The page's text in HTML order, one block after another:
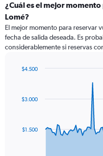
¿Cuál es el mejor
Lomé?
El mejor momento para reservar
fecha de salida deseada. Es
considerablemente si reservas
data
The
$1.500
$3.000
$4.500